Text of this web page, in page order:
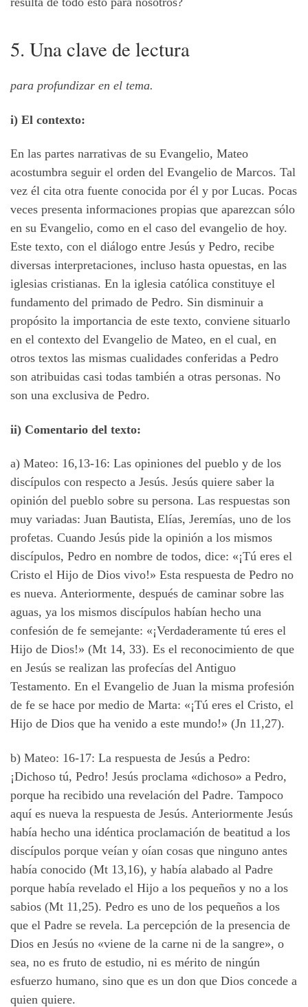
5. Una clave de lectura
para profundizar en el tema.
i) El contexto:
En las partes narrativas de su Evangelio, Mateo
acostumbra seguir el orden del Evangelio de Marcos. Tal
vez él cita otra fuente conocida por él y por Lucas. Pocas
veces presenta informaciones propias que aparezcan sólo
en su Evangelio, como en el caso del evangelio de hoy.
Este texto, con el diálogo entre Jesús y Pedro, recibe
diversas interpretaciones, incluso hasta opuestas, en las
iglesias cristianas. En la iglesia católica constituye el
fundamento del primado de Pedro. Sin disminuir a
propósito la importancia de este texto, conviene situarlo
en el contexto del Evangelio de Mateo, en el cual, en
otros textos las mismas cualidades conferidas a Pedro
son atribuidas casi todas también a otras personas. No
son una exclusiva de Pedro.
ii) Comentario del texto:
a) Mateo: 16,13-16: Las opiniones del pueblo y de los
discípulos con respecto a Jesús. Jesús quiere saber la
opinión del pueblo sobre su persona. Las respuestas son
muy variadas: Juan Bautista, Elías, Jeremías, uno de los
profetas. Cuando Jesús pide la opinión a los mismos
discípulos, Pedro en nombre de todos, dice: «¡Tú eres el
Cristo el Hijo de Dios vivo!» Esta respuesta de Pedro no
es nueva. Anteriormente, después de caminar sobre las
aguas, ya los mismos discípulos habían hecho una
confesión de fe semejante: «¡Verdaderamente tú eres el
Hijo de Dios!» (Mt 14, 33). Es el reconocimiento de que
en Jesús se realizan las profecías del Antiguo
Testamento. En el Evangelio de Juan la misma profesión
de fe se hace por medio de Marta: «¡Tú eres el Cristo, el
Hijo de Dios que ha venido a este mundo!» (Jn 11,27).
b) Mateo: 16-17: La respuesta de Jesús a Pedro:
¡Dichoso tú, Pedro! Jesús proclama «dichoso» a Pedro,
porque ha recibido una revelación del Padre. Tampoco
aquí es nueva la respuesta de Jesús. Anteriormente Jesús
había hecho una idéntica proclamación de beatitud a los
discípulos porque veían y oían cosas que ninguno antes
había conocido (Mt 13,16), y había alabado al Padre
porque había revelado el Hijo a los pequeños y no a los
sabios (Mt 11,25). Pedro es uno de los pequeños a los
que el Padre se revela. La percepción de la presencia de
Dios en Jesús no «viene de la carne ni de la sangre», o
sea, no es fruto de estudio, ni es mérito de ningún
esfuerzo humano, sino que es un don que Dios concede a
quien quiere.